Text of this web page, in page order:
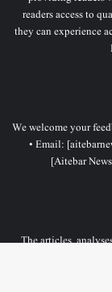
readers access to
they can experience
We welcome your
• Email:
[Aitebar
The articles,